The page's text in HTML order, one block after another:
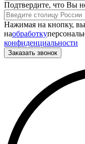
Подтвердите, что Вы
Нажимая на кнопку, вы
наобработку
конфиденциальности
Заказать звонок